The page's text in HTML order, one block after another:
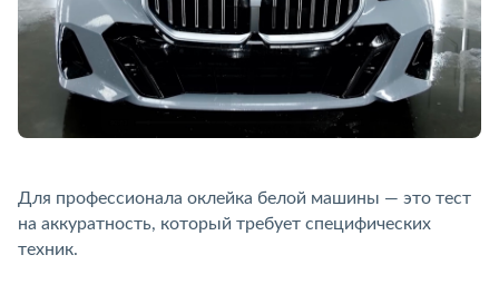
Для профессионала оклейка белой машины — это тест
на аккуратность, который требует специфических
техник.